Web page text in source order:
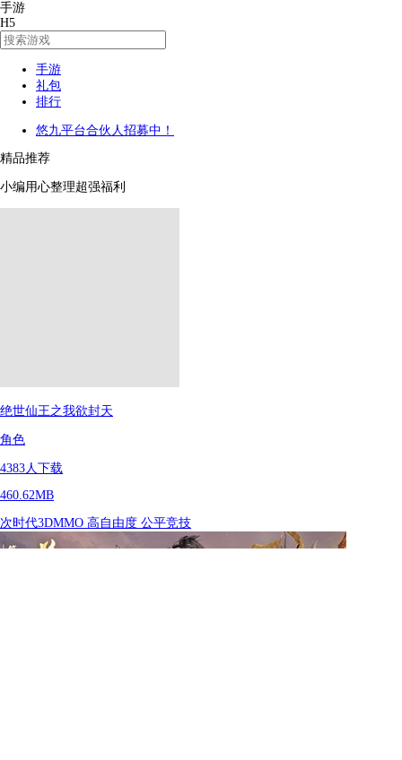
手游
H5
手游
礼包
排行
悠九平台合伙人招募中！
精品推荐
小编用心整理超强福利
绝世仙王之我欲封天
角色
4383 人下载
460.62MB
次时代3DMMO 高自由度 公平竞技